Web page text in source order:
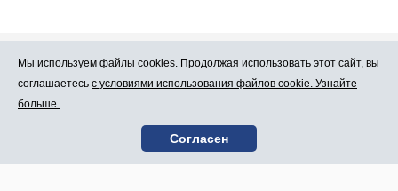
Про Atlants.lv Реклама
Контакты
Условия
пользования
Мы используем файлы cookies. Продолжая использовать этот сайт, вы
соглашаетесь с условиями использования файлов cookie. Узнайте
больше.
Согласен